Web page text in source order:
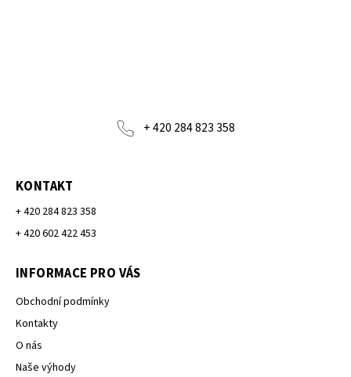
+ 420 284 823 358
KONTAKT
+ 420 284 823 358
+ 420 602 422 453
INFORMACE PRO VÁS
Obchodní podmínky
Kontakty
O nás
Naše výhody